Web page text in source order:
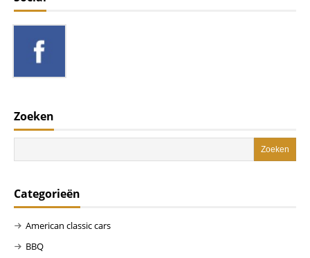
Zoeken
Categorieën
American classic cars
BBQ